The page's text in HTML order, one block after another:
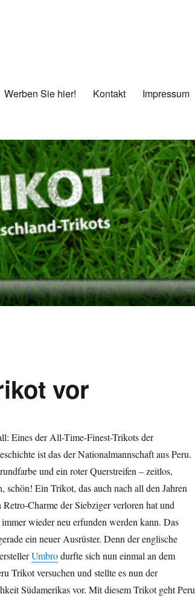
Werben Sie hier! Kontakt Impressum
vor
Eines der All-Time-Finest-Trikots der
ist das der Nationalmannschaft aus Peru.
und ein roter Querstreifen – zeitlos,
schön! Ein Trikot, das auch nach all den Jahren
Retro-Charme der Siebziger verloren hat und
wieder neu erfunden werden kann. Das
ein neuer Ausrüster. Denn der englische
Umbrodurfte sich nun einmal an dem
Trikot versuchen und stellte es nun der
Südamerikas vor. Mit diesem Trikot geht Peru